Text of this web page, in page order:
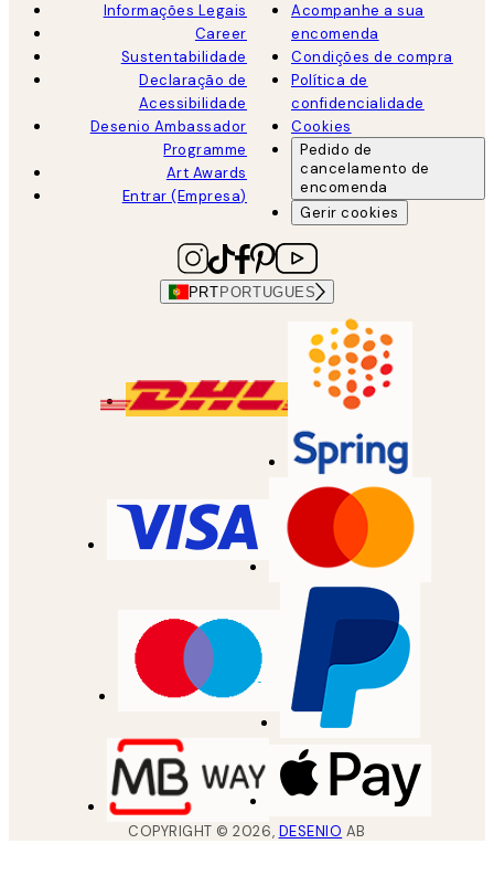
Informações Legais
Career
Sustentabilidade
Declaração de
Acessibilidade
Desenio Ambassador
Programme
Art Awards
Entrar (Empresa)
Acompanhe a sua
encomenda
Condições de compra
Política de
confidencialidade
Cookies
Pedido de
cancelamento de
encomenda
Gerir cookies
PRT PORTUGUES
COPYRIGHT ©2026, DESENIO AB